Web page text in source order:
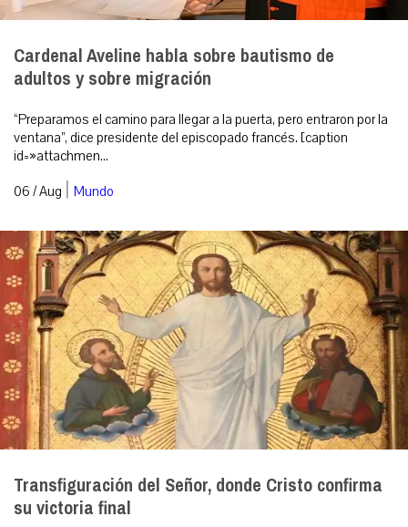
Cardenal Aveline habla sobre bautismo de
adultos y sobre migración
“Preparamos el camino para llegar a la puerta, pero entraron por la
ventana”, dice presidente del episcopado francés. [caption
id=»attachmen...
06 / Aug | Mundo
Transfiguración del Señor, donde Cristo confirma
su victoria final